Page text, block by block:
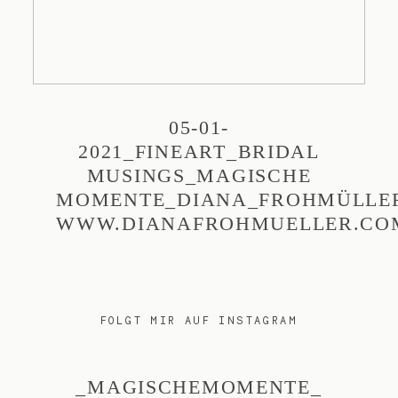
05-01-
2021_FINEART_BRIDAL
MUSINGS_MAGISCHE
FOLGT MIR AUF INSTAGRAM
_MAGISCHEMOMENTE_